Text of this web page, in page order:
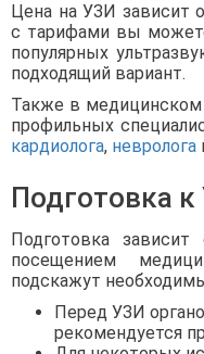
Цена на УЗИ зависит
с тарифами вы
популярных
подходящий вариант.
Также в медицинском
профильных
кардиолога, невролога
Подготовка
Подготовка
посещением
подскажут
Перед УЗИ
рекомендуется